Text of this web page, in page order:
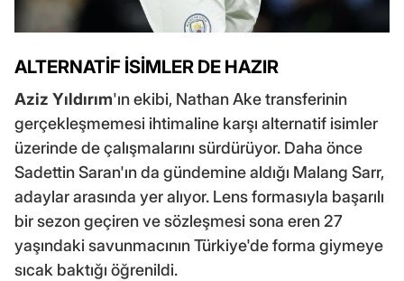
ALTERNATİF İSİMLER DE HAZIR
Aziz Yıldırım'ın ekibi, Nathan Ake transferinin
gerçekleşmemesi ihtimaline karşı alternatif isimler
üzerinde de çalışmalarını sürdürüyor. Daha önce
Sadettin Saran'ın da gündemine aldığı Malang Sarr,
adaylar arasında yer alıyor. Lens formasıyla başarılı
bir sezon geçiren ve sözleşmesi sona eren 27
yaşındaki savunmacının Türkiye'de forma giymeye
sıcak baktığı öğrenildi.